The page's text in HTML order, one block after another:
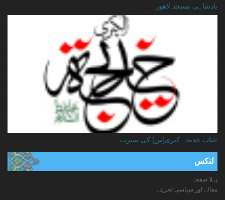
بادشاہی مسجد لاهور
جناب خدیجہ کبری[س] کی سیرت
لنکس
پہلا صفحہ
مقالے اور سیاسی تجزیئے